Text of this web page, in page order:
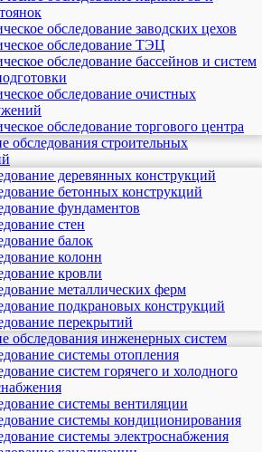
обследование заводских цехов
обследование ТЭЦ
обследование бассейнов и систем
обследование очистных
обследование торгового центра
обследования строительных
деревянных конструкций
бетонных конструкций
фундаментов
стен
балок
колонн
кровли
металлических ферм
подкрановых конструкций
перекрытий
обследования инженерных систем
системы отопления
систем горячего и холодного
системы вентиляции
системы кондиционирования
системы электроснабжения